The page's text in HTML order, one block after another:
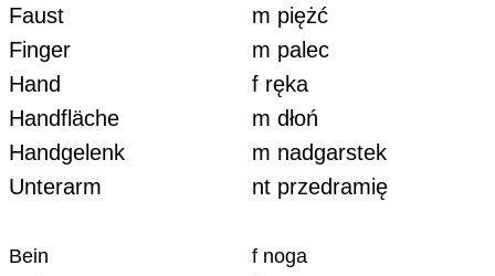
Faust
m piężć
Finger
m palec
Hand
f ręka
Handfläche
m dłoń
Handgelenk
m nadgarstek
Unterarm
nt przedramię
Bein f noga